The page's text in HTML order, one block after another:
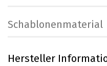
Schablonenmaterial
Hersteller